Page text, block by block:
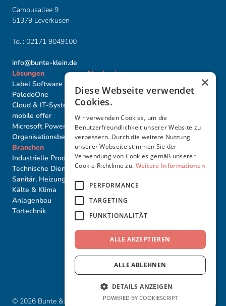
Campusallee 9
51379 Leverkusen
Tel.: 02171 9049100
info@bunte-klein.de
Lösungen
Label Software
PaledoOne
Cloud & IT-Systeme
mobile offer
Microsoft PowerBI
Organisationsberatung
Akademie
Label Proﬁ-Seminare
Akademie Individuell
Seminartermine
Branchen
Industrielle Produktion
Technische Dienstleister
Sanitär, Heizung, Elektro,
Kälte & Klima
Anlagenbau
Tortechnik
Weiteres
Karriere
Über uns
Impressum
Datenschutz
Partner
© 2026 Bunte & Klein GmbH
×
Diese Webseite verwendet
Cookies.
Wir verwenden Cookies, um die
Benutzerfreundlichkeit unserer Website zu
verbessern. Durch die weitere Nutzung
unserer Webseite stimmen Sie der
Verwendung von Cookies gemäß unserer
Cookie-Richtlinie zu. Weitere Informationen
PERFORMANCE
TARGETING
FUNKTIONALITÄT
ALLE AKZEPTIEREN
ALLE ABLEHNEN
DETAILS ANZEIGEN
POWERED BY COOKIESCRIPT